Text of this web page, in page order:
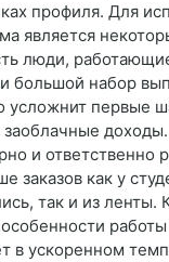
профиля. Для
является
люди,
большой набор
усложнит первые
заоблачные
и ответственно
заказов как у
так и из ленты.
в ускоренном